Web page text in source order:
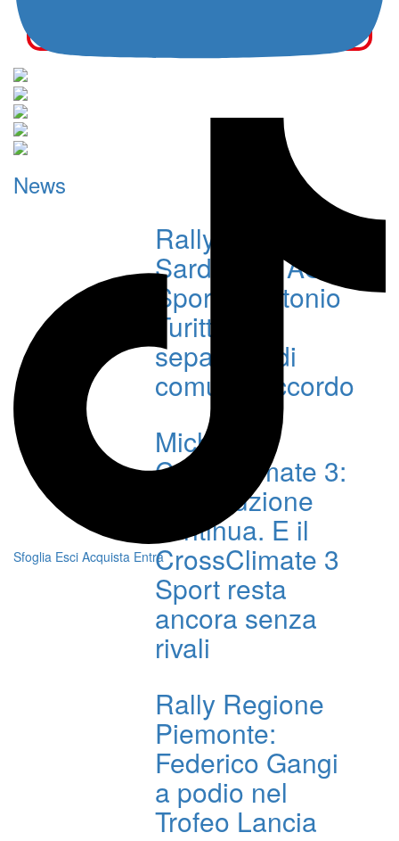
Sfoglia Esci Acquista Entra
News
Rally Italia
Sardegna, ACI
Sport e Antonio
Turitto si
separano di
comune accordo
Michelin
CrossClimate 3:
la rivoluzione
continua. E il
CrossClimate 3
Sport resta
ancora senza
rivali
Rally Regione
Piemonte:
Federico Gangi
a podio nel
Trofeo Lancia